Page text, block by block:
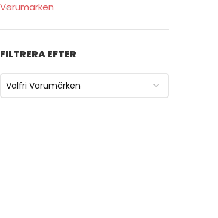
Varumärken
FILTRERA EFTER
Valfri Varumärken